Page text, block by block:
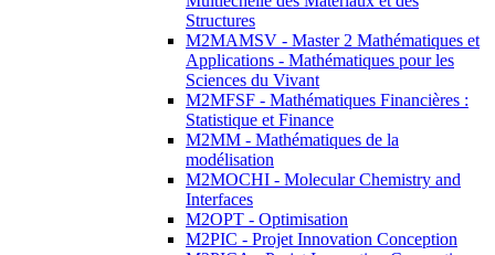
Structures
M2MAMSV - Master 2 Mathématiques et
Applications - Mathématiques pour les
Sciences du Vivant
M2MFSF - Mathématiques Financières :
Statistique et Finance
M2MM - Mathématiques de la
modélisation
M2MOCHI - Molecular Chemistry and
Interfaces
M2OPT - Optimisation
M2PIC - Projet Innovation Conception